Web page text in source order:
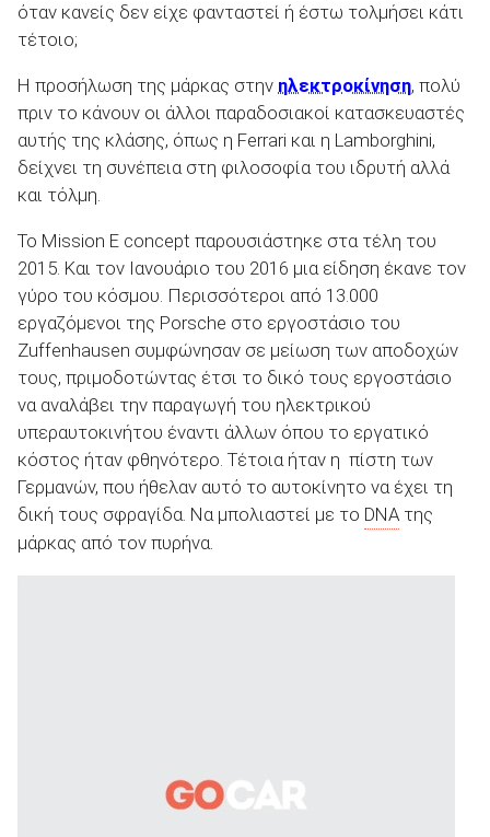
όταν κανείς δεν είχε φανταστεί ή έστω τολμήσει κάτι
τέτοιο;
Η προσήλωση της μάρκας στην ηλεκτροκίνηση, πολύ
πριν το κάνουν οι άλλοι παραδοσιακοί κατασκευαστές
αυτής της κλάσης, όπως η Ferrari και η Lamborghini,
δείχνει τη συνέπεια στη φιλοσοφία του ιδρυτή αλλά
και τόλμη.
To Mission E concept παρουσιάστηκε στα τέλη του
2015. Και τον Ιανουάριο του 2016 μια είδηση έκανε τον
γύρο του κόσμου. Περισσότεροι από 13.000
εργαζόμενοι της Porsche στο εργοστάσιο του
Zuffenhausen συμφώνησαν σε μείωση των αποδοχών
τους, πριμοδοτώντας έτσι το δικό τους εργοστάσιο
να αναλάβει την παραγωγή του ηλεκτρικού
υπεραυτοκινήτου έναντι άλλων όπου το εργατικό
κόστος ήταν φθηνότερο. Τέτοια ήταν η πίστη των
Γερμανών, που ήθελαν αυτό το αυτοκίνητο να έχει τη
δική τους σφραγίδα. Να μπολιαστεί με το DNA της
μάρκας από τον πυρήνα.